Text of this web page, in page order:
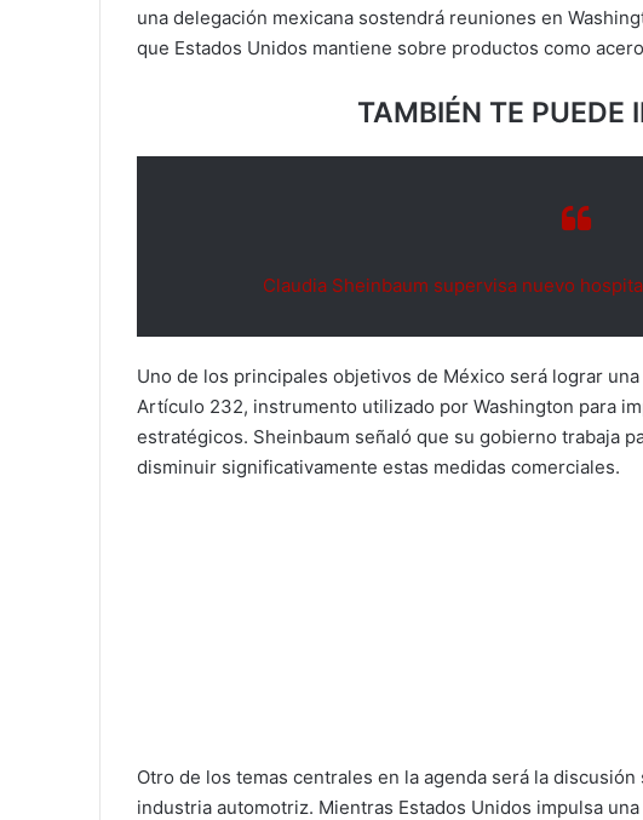
una delegación mexicana sostendrá reuniones en
que Estados Unidos mantiene sobre productos como
TAMBIÉN TE PUEDE
Claudia Sheinbaum supervisa nuevo
Uno de los principales objetivos de México será lograr
Artículo 232, instrumento utilizado por Washington para
estratégicos. Sheinbaum señaló que su gobierno trabaja
disminuir significativamente estas medidas comerciales.
Otro de los temas centrales en la agenda será la
industria automotriz. Mientras Estados Unidos impulsa